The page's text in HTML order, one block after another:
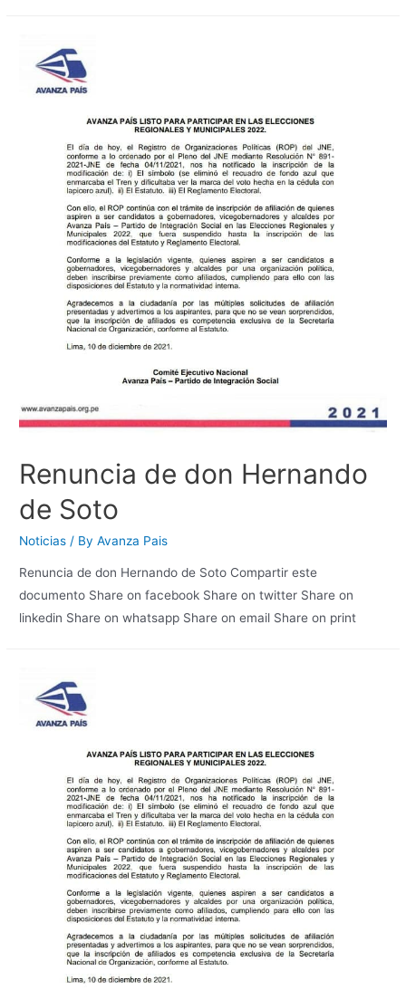
Renuncia de don Hernando
de Soto
Noticias / ByAvanza Pais
Renuncia de don Hernando de Soto Compartir este
documento Share on facebook Share on twitter Share on
linkedin Share on whatsapp Share on email Share on print